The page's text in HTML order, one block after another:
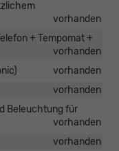
vorhanden
+ Tempomat +
vorhanden
vorhanden
vorhanden
Beleuchtung für
vorhanden
vorhanden